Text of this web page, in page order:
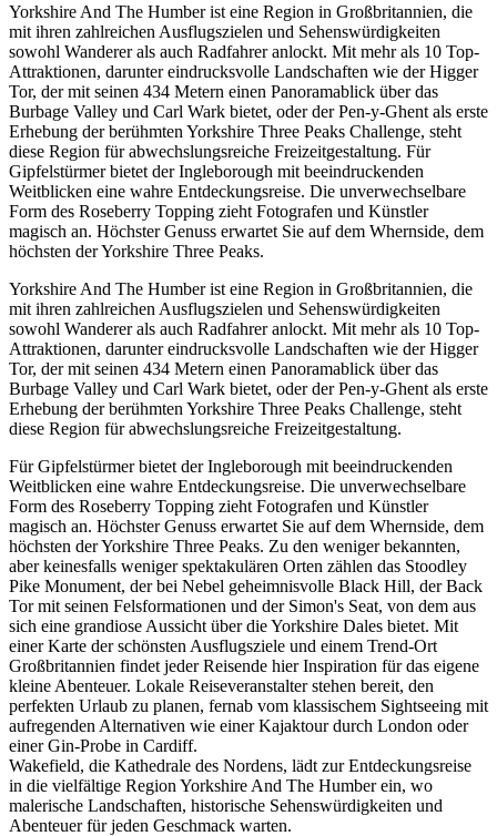
Yorkshire And The Humber ist eine Region in Großbritannien, die
mit ihren zahlreichen Ausflugszielen und Sehenswürdigkeiten
sowohl Wanderer als auch Radfahrer anlockt. Mit mehr als 10 Top-
Attraktionen, darunter eindrucksvolle Landschaften wie der Higger
Tor, der mit seinen 434 Metern einen Panoramablick über das
Burbage Valley und Carl Wark bietet, oder der Pen-y-Ghent als erste
Erhebung der berühmten Yorkshire Three Peaks Challenge, steht
diese Region für abwechslungsreiche Freizeitgestaltung. Für
Gipfelstürmer bietet der Ingleborough mit beeindruckenden
Weitblicken eine wahre Entdeckungsreise. Die unverwechselbare
Form des Roseberry Topping zieht Fotografen und Künstler
magisch an. Höchster Genuss erwartet Sie auf dem Whernside, dem
höchsten der Yorkshire Three Peaks.
Yorkshire And The Humber ist eine Region in Großbritannien, die
mit ihren zahlreichen Ausflugszielen und Sehenswürdigkeiten
sowohl Wanderer als auch Radfahrer anlockt. Mit mehr als 10 Top-
Attraktionen, darunter eindrucksvolle Landschaften wie der Higger
Tor, der mit seinen 434 Metern einen Panoramablick über das
Burbage Valley und Carl Wark bietet, oder der Pen-y-Ghent als erste
Erhebung der berühmten Yorkshire Three Peaks Challenge, steht
diese Region für abwechslungsreiche Freizeitgestaltung.
Für Gipfelstürmer bietet der Ingleborough mit beeindruckenden
Weitblicken eine wahre Entdeckungsreise. Die unverwechselbare
Form des Roseberry Topping zieht Fotografen und Künstler
magisch an. Höchster Genuss erwartet Sie auf dem Whernside, dem
höchsten der Yorkshire Three Peaks. Zu den weniger bekannten,
aber keinesfalls weniger spektakulären Orten zählen das Stoodley
Pike Monument, der bei Nebel geheimnisvolle Black Hill, der Back
Tor mit seinen Felsformationen und der Simon's Seat, von dem aus
sich eine grandiose Aussicht über die Yorkshire Dales bietet. Mit
einer Karte der schönsten Ausflugsziele und einem Trend-Ort
Großbritannien findet jeder Reisende hier Inspiration für das eigene
kleine Abenteuer. Lokale Reiseveranstalter stehen bereit, den
perfekten Urlaub zu planen, fernab vom klassischem Sightseeing mit
aufregenden Alternativen wie einer Kajaktour durch London oder
einer Gin-Probe in Cardiff.
Wakefield, die Kathedrale des Nordens, lädt zur Entdeckungsreise
in die vielfältige Region Yorkshire And The Humber ein, wo
malerische Landschaften, historische Sehenswürdigkeiten und
Abenteuer für jeden Geschmack warten.